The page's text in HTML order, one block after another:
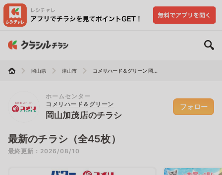
岡山県 津山市 コメリハード＆グリーン 岡...
ホームセンター
コメリハード＆グリーン
岡山加茂店のチラシ
フォロー
最新のチラシ（全45枚）
最終更新：2026/08/10